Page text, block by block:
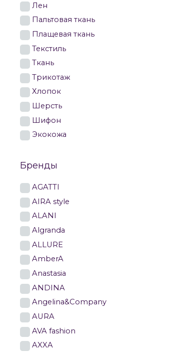
Лен
Пальтовая ткань
Плащевая ткань
Текстиль
Ткань
Трикотаж
Хлопок
Шерсть
Шифон
Экокожа
Бренды
AGATTI
AIRA style
ALANI
Algranda
ALLURE
AmberA
Anastasia
ANDINA
Angelina&Company
AURA
AVA fashion
AXXA